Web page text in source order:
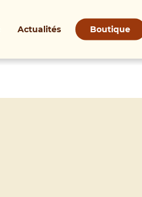
Actualités Boutique